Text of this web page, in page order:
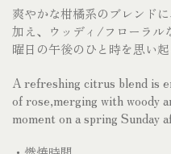
爽やかな柑橘系のブレンド
加え、ウッディ/フローラル
曜日の午後のひと時を思い起
A refreshing citrus blend is
of rose,merging with woody
moment on a spring Sunday